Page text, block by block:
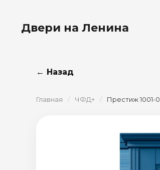
Двери на Ленина
← Назад
Главная / ЧФД+ / Престиж 1001-0